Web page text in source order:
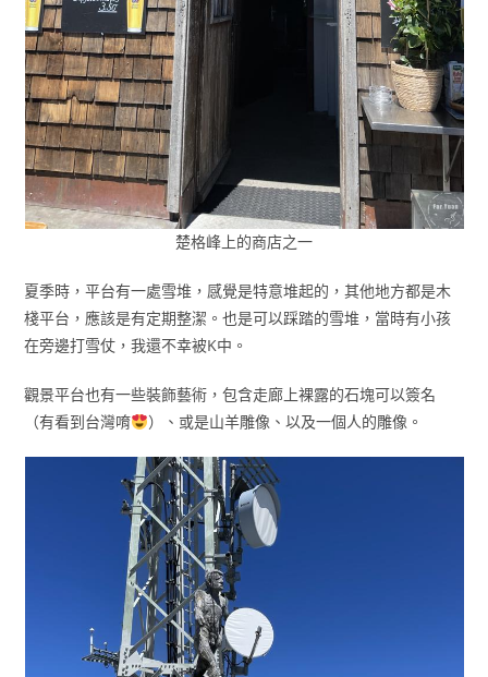
楚格峰上的商店之一
夏季時，平台有一處雪堆，感覺是特意堆起的，其他地方都是木
棧平台，應該是有定期整潔。也是可以踩踏的雪堆，當時有小孩
在旁邊打雪仗，我還不幸被K中。
觀景平台也有一些裝飾藝術，包含走廊上裸露的石塊可以簽名
（有看到台灣唷
）、或是山羊雕像、以及一個人的雕像。